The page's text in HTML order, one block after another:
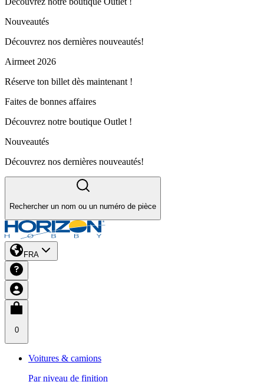
Nouveautés
Découvrez nos dernières nouveautés!
Airmeet 2026
Réserve ton billet dès maintenant !
Faites de bonnes affaires
Découvrez notre boutique Outlet !
Nouveautés
Découvrez nos dernières nouveautés!
Rechercher un nom ou un numéro de pièce
FRA
0
Voitures & camions
Par niveau de finition